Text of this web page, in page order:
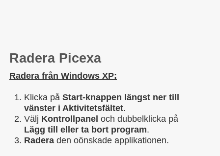
Radera Picexa
Radera från Windows XP:
Klicka på Start-knappen längst ner till
vänster i Aktivitetsfältet.
Välj Kontrollpanel och dubbelklicka på
Lägg till eller ta bort program.
Radera den oönskade applikationen.